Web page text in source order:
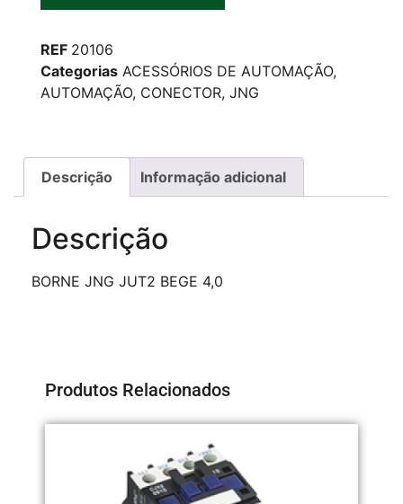
REF 20106
Categorias ACESSÓRIOS DE AUTOMAÇÃO,
AUTOMAÇÃO, CONECTOR, JNG
Descrição Informação adicional
Descrição
BORNE JNG JUT2 BEGE 4,0
Produtos Relacionados